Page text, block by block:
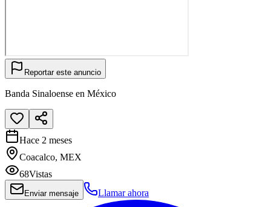
Reportar este anuncio
Banda Sinaloense en México
Hace 2 meses
Coacalco, MEX
68Vistas
Enviar mensaje Llamar ahora